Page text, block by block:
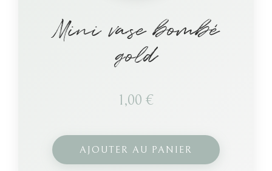
Mini vase bombé
gold
1,00 €
AJOUTER AU PANIER